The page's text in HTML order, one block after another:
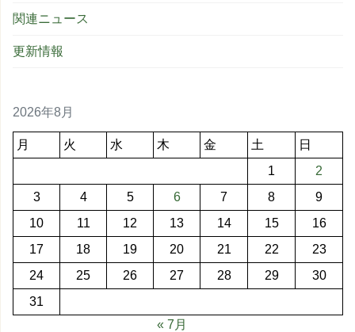
関連ニュース
更新情報
2026年8月
月 火 水 木 金 土
日
1
2
3
4 5 6 7 8
9
10
11 12 13 14 15
16
17
18 19 20 21 22
23
24
25 26 27 28 29
30
31
« 7月